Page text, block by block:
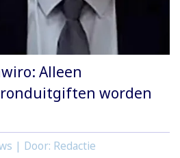
Alleen
worden
| Door: Redactie